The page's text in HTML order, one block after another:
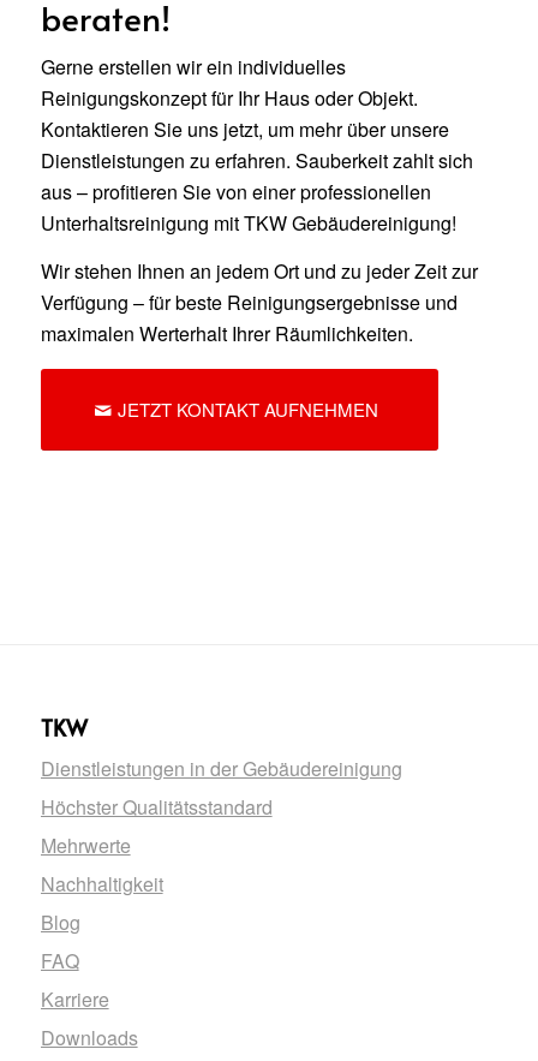
beraten!
Gerne erstellen wir ein individuelles
Reinigungskonzept für Ihr Haus oder Objekt.
Kontaktieren Sie uns jetzt, um mehr über unsere
Dienstleistungen zu erfahren. Sauberkeit zahlt sich
aus – profitieren Sie von einer professionellen
Unterhaltsreinigung mit TKW Gebäudereinigung!
Wir stehen Ihnen an jedem Ort und zu jeder Zeit zur
Verfügung – für beste Reinigungsergebnisse und
maximalen Werterhalt Ihrer Räumlichkeiten.
JETZT KONTAKT AUFNEHMEN
TKW
Dienstleistungen in der Gebäudereinigung
Höchster Qualitätsstandard
Mehrwerte
Nachhaltigkeit
Blog
FAQ
Karriere
Downloads